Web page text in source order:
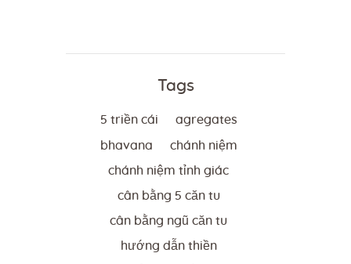
Tags
5 triền cái agregates
bhavana chánh niệm
chánh niệm tỉnh giác
cân bằng 5 căn tu
cân bằng ngũ căn tu
hướng dẫn thiền